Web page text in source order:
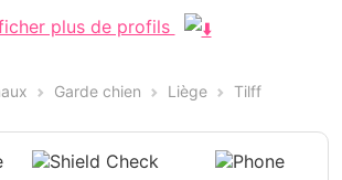
plus de profils
Garde chien Liège Tilff